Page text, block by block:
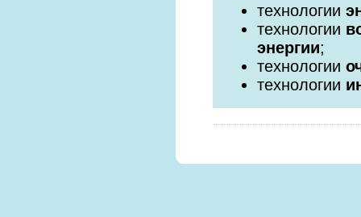
технологии
технологии
энергии;
технологии
технологии